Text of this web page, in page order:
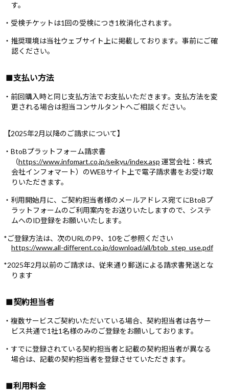
す。
・受検チケットは1回の受検につき1枚消化されます。
・推奨環境は当社ウェブサイト上に掲載しております。事前にご確
認ください。
■支払い方法
・前回購入時と同じ支払方法でお支払いただきます。支払方法を変
更される場合は担当コンサルタントへご相談ください。
【2025年2月以降のご請求について】
・BtoBプラットフォーム請求書
（https://www.infomart.co.jp/seikyu/index.asp 運営会社：株式
会社インフォマート）のWEBサイト上で電子請求書をお受け取
りいただきます。
・利用開始月に、ご契約担当者様のメールアドレス宛てにBtoBプ
ラットフォームのご利用案内をお送りいたしますので、システ
ムへのID登録をお願いいたします。
*ご登録方法は、次のURLのP9、10をご参照ください
https://www.all-different.co.jp/download/all/btob_step_use.pdf
*2025年2月以前のご請求は、従来通り郵送による請求書発送とな
ります
■契約担当者
・複数サービスご契約いただいている場合、契約担当者は各サー
ビス共通で1社1名様のみのご登録をお願いしております。
・すでに登録されている契約担当者と記載の契約担当者が異なる
場合は、記載の契約担当者を登録させていただきます。
■利用料金